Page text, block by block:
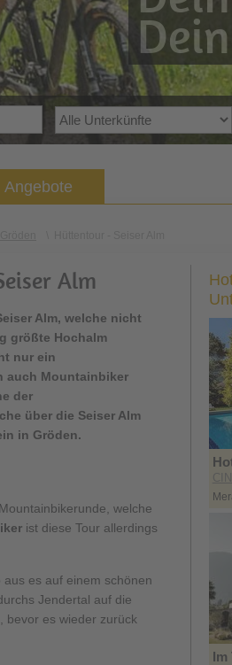
Angebote
Alm
Alm, welche nicht
größte Hochalm
nur ein
auch Mountainbiker
der
über die Seiser Alm
in Gröden.
welche
ist diese Tour allerdings
aus es auf einem schönen
Jendertal auf die
bevor es wieder zurück
CIN
Im